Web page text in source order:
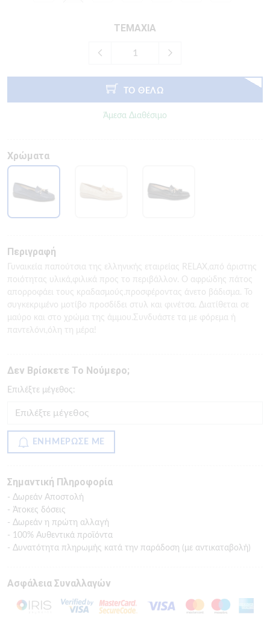
ΤΕΜΑΧΙΑ
ΤΟ ΘΕΛΩ
Άμεσα Διαθέσιμο
Χρώματα
Περιγραφή
Γυναικεία παπούτσια της ελληνικής εταιρείας RELAX,από άριστης
ποιότητας υλικά,φιλικά προς το περιβάλλον. Ο αφρώδης πάτος
απορροφάει τους κραδασμούς.προσφέροντας άνετο βάδισμα. Το
συγκεκριμένο μοτίβο προσδίδει στυλ και φινέτσα. Διατίθεται σε
μαύρο και στο χρώμα της άμμου.Συνδυάστε τα με φόρεμα ή
παντελόνι,όλη τη μέρα!
Δεν Βρίσκετε Το Νούμερο;
Eπιλέξτε μέγεθος:
ΕΝΗΜΕΡΩΣΕ ΜΕ
Σημαντική Πληροφορία
- Δωρεάν Αποστολή
- Άτοκες δόσεις
- Δωρεάν η πρώτη αλλαγή
- 100% Αυθεντικά προϊόντα
- Δυνατότητα πληρωμής κατά την παράδοση (με αντικαταβολή)
Ασφάλεια Συναλλαγών